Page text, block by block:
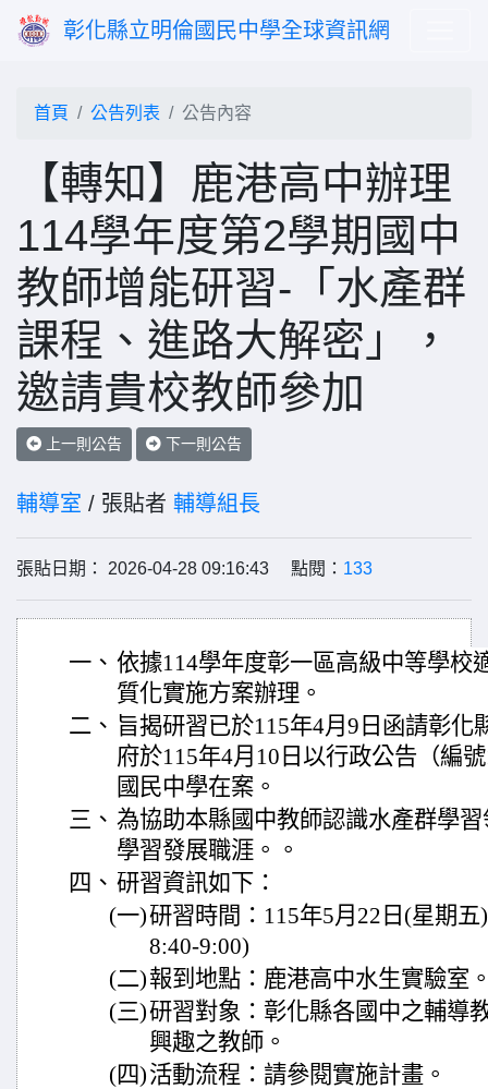
彰化縣立明倫國民中學全球資訊網
首頁 公告列表 公告內容
【轉知】鹿港高中辦理
114學年度第2學期國中
教師增能研習-「水產群
課程、進路大解密」，
邀請貴校教師參加
上一則公告 下一則公告
輔導室 / 張貼者 輔導組長
張貼日期： 2026-04-28 09:16:43 點閱： 133
一、 依據114學年度彰一區高級中等學校
質化實施方案辦理。
二、 旨揭研習已於115年4月9日函請彰化
府於115年4月10日以行政公告（編
國民中學在案。
三、 為協助本縣國中教師認識水產群學
學習發展職涯。。
四、 研習資訊如下：
(一)研習時間：115年5月22日(星期
8:40-9:00)
(二)報到地點：鹿港高中水生實驗室
(三)研習對象：彰化縣各國中之輔導
興趣之教師。
(四)活動流程：請參閱實施計畫。